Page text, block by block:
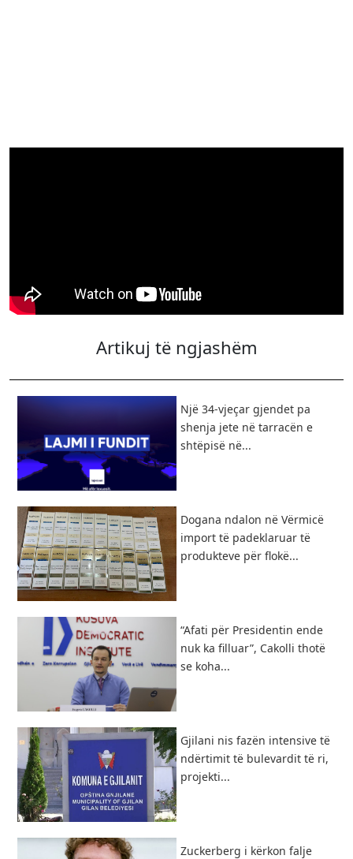
Artikuj të ngjashëm
Një 34-vjeçar gjendet pa
shenja jete në tarracën e
shtëpisë në...
Dogana ndalon në Vërmicë
import të padeklaruar të
produkteve për flokë...
“Afati për Presidentin ende
nuk ka filluar”, Cakolli thotë
se koha...
Gjilani nis fazën intensive të
ndërtimit të bulevardit të ri,
projekti...
Zuckerberg i kërkon falje